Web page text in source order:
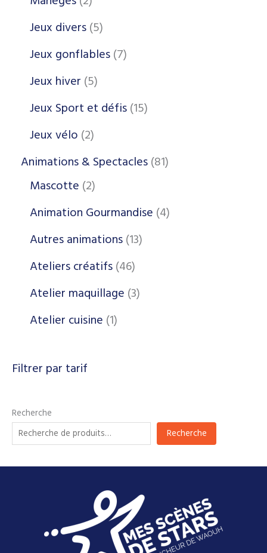
Jeux divers 5
Jeux gonflables 7
Jeux hiver 5
Jeux Sport et défis 15
Jeux vélo 2
Animations & Spectacles 81
Mascotte 2
Animation Gourmandise 4
Autres animations 13
Ateliers créatifs 46
Atelier maquillage 3
Atelier cuisine 1
Filtrer par tarif
Recherche
Recherche